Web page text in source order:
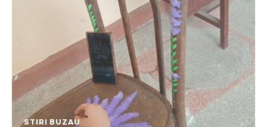
STIRI BUZAU